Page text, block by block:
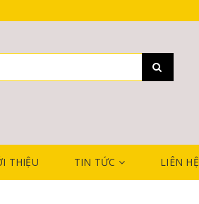
THIỆU TIN TỨC LIÊN HỆ